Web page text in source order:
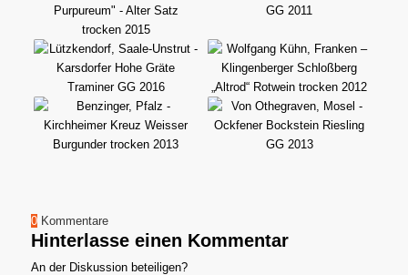
0 Kommentare
Hinterlasse einen Kommentar
An der Diskussion beteiligen?